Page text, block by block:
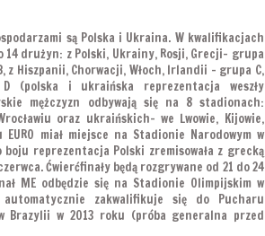
są Polska i Ukraina. W kwalifikacjach
14 drużyn: z Polski, Ukrainy, Rosji, Grecji- grupa
Hiszpanii, Chorwacji, Włoch, Irlandii – grupa C,
(polska i ukraińska reprezentacja weszły
mężczyzn odbywają się na 8 stadionach:
oraz ukraińskich- we Lwowie, Kijowie,
miał miejsce na Stadionie Narodowym w
reprezentacja Polski zremisowała z grecką
Ćwierćfinały będą rozgrywane od 21 do 24
ME odbędzie się na Stadionie Olimpijskim w
zakwalifikuje się do Pucharu
Brazylii w 2013 roku (próba generalna przed